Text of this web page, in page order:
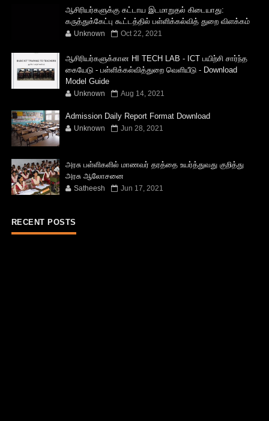
ஆசிரியர்களுக்கு கட்டாய இடமாறுதல் கிடையாது:
கருத்துக்கேட்பு கூட்டத்தில் பள்ளிக்கல்வித் துறை விளக்கம்
Unknown Oct 22, 2021
ஆசிரியர்களுக்கான HI TECH LAB - ICT பயிற்சி சார்ந்த
கையேடு - பள்ளிக்கல்வித்துறை வெளியீடு - Download
Model Guide
Unknown Aug 14, 2021
Admission Daily Report Format Download
Unknown Jun 28, 2021
அரசு பள்ளிகளில் மாணவர் தரத்தை உயர்த்துவது குறித்து
அரசு ஆலோசனை
Satheesh Jun 17, 2021
RECENT POSTS